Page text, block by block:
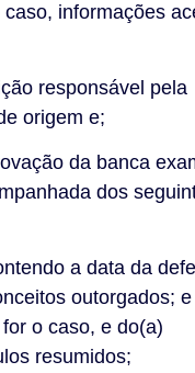
informações
responsável pela
origem e;
da banca
dos
a data da
outorgados; e
o caso, e do(a)
resumidos;